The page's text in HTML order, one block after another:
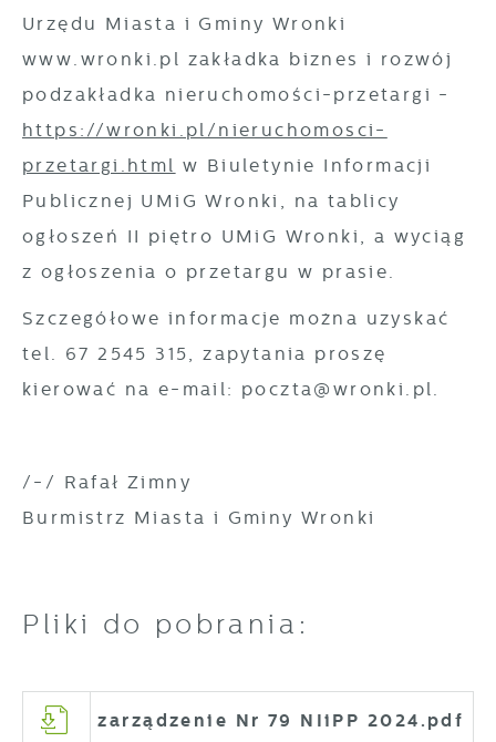
Urzędu Miasta i Gminy Wronki
www.wronki.pl zakładka biznes i rozwój
podzakładka nieruchomości-przetargi -
https://wronki.pl/nieruchomosci-
przetargi.html w Biuletynie Informacji
Publicznej UMiG Wronki, na tablicy
ogłoszeń II piętro UMiG Wronki, a wyciąg
z ogłoszenia o przetargu w prasie.
Szczegółowe informacje można uzyskać
tel. 67 2545 315, zapytania proszę
kierować na e-mail: poczta@wronki.pl.
/-/ Rafał Zimny
Burmistrz Miasta i Gminy Wronki
Pliki do pobrania:
zarządzenie Nr 79 NIiPP 2024.pdf